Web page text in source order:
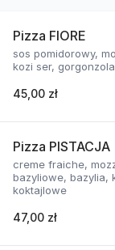
Pizza FIORE
sos pomidorowy,
kozi ser,
45,00 zł
Pizza PISTACJA
creme fraiche,
bazyliowe, bazylia,
koktajlowe
47,00 zł